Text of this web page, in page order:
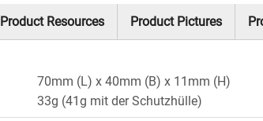
Product Resources Product Pictures
70mm (L) x 40mm (B) x 11mm (H)
33g (41g mit der Schutzhülle)